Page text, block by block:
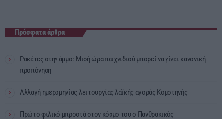
Πρόσφατα άρθρα
Ρακέτες στην άμμο: Μισή ώρα παιχνιδιού μπορεί να γίνει κανονική
προπόνηση
Αλλαγή ημερομηνίας λειτουργίας λαϊκής αγοράς Κομοτηνής
Πρώτο φιλικό μπροστά στον κόσμο του ο Πανθρακικός